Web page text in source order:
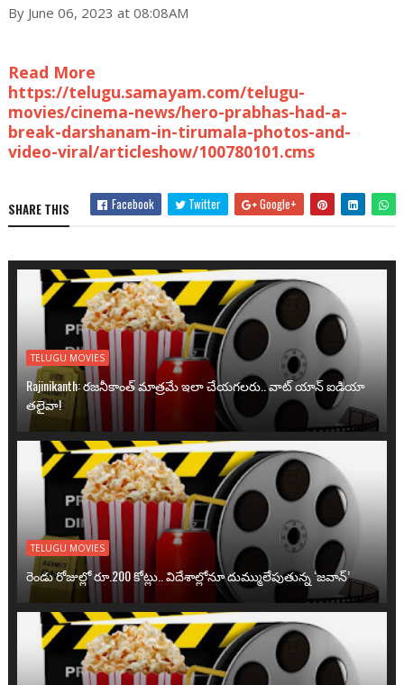
By June 06, 2023 at 08:08AM
Read More
https://telugu.samayam.com/telugu-
movies/cinema-news/hero-prabhas-had-a-
break-darshanam-in-tirumala-photos-and-
video-viral/articleshow/100780101.cms
SHARE THIS Facebook Twitter Google+
TELUGU MOVIES
Rajinikanth: రజనీకాంత్ మాత్రమే ఇలా చేయగలరు.. వాట్ యాన్ ఐడియా
తలైవా!
TELUGU MOVIES
రెండు రోజుల్లో రూ.200 కోట్లు.. విదేశాల్లోనూ దుమ్ములేపుతున్న ‘జవాన్’